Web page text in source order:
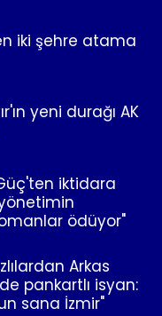
iki şehre atama
yeni durağı AK
iktidara
ödüyor"
Arkas
pankartlı isyan:
sana İzmir"